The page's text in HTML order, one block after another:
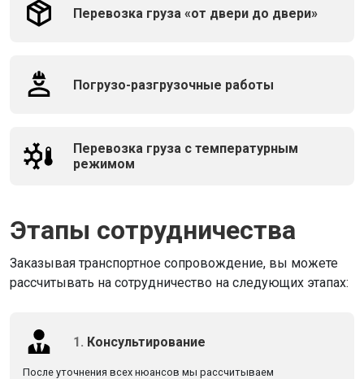
Перевозка груза «от двери до двери»
Погрузо-разгрузочные работы
Перевозка груза с температурным
режимом
Этапы сотрудничества
Заказывая транспортное сопровождение, вы можете
рассчитывать на сотрудничество на следующих этапах:
1. Консультирование
После уточнения всех нюансов мы рассчитываем